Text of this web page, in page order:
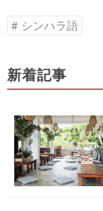
シンハラ語
新着記事